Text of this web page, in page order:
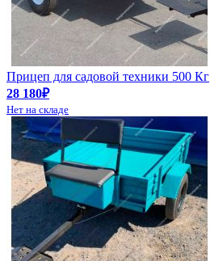
Прицеп для садовой техники 500 Кг
28 180₽
Нет на складе